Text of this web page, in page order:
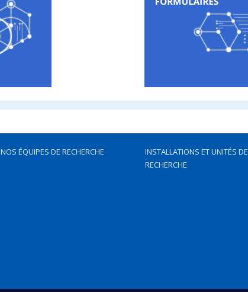
NOS ÉQUIPES DE RECHERCHE
INSTALLATIONS ET UNITÉS DE
RECHERCHE